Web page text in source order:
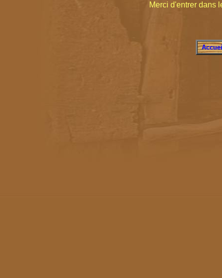
Merci d'entrer dans